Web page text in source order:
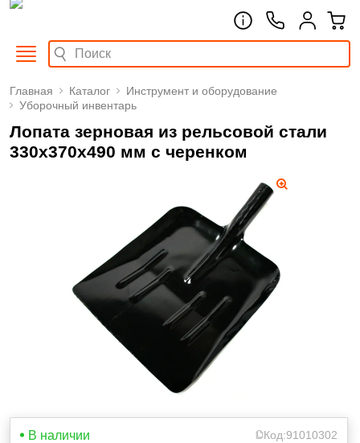
Главная Каталог
Инструмент и оборудование
Уборочный инвентарь
Лопата зерновая из рельсовой стали
330х370х490 мм с черенком
В наличии Код:91010302